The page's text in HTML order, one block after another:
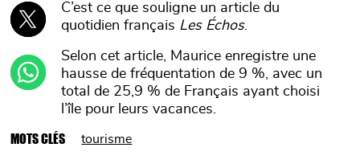
C’est ce que souligne un article du
quotidien français Les Échos.
Selon cet article, Maurice enregistre une
hausse de fréquentation de 9 %, avec un
total de 25,9 % de Français ayant choisi
l’île pour leurs vacances.
MOTS CLÉS tourisme